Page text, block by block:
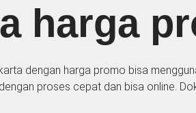
harga
dengan harga promo bisa
proses cepat dan bisa online.